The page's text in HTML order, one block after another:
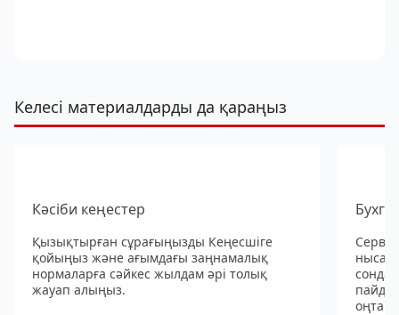
Келесі материалдарды да қараңыз
Кәсіби кеңестер
Қызықтырған сұрағыңызды Кеңесшіге
қойыңыз және ағымдағы заңнамалық
нормаларға сәйкес жылдам әрі толық
жауап алыңыз.